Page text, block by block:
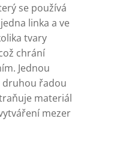
se používá
linka a ve
tvary
chrání
Jednou
druhou řadou
materiál
mezer